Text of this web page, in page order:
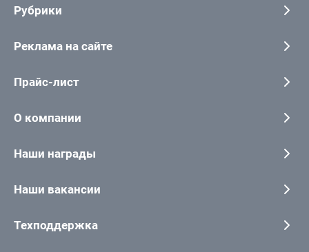
Рубрики
Реклама на сайте
Прайс-лист
О компании
Наши награды
Наши вакансии
Техподдержка